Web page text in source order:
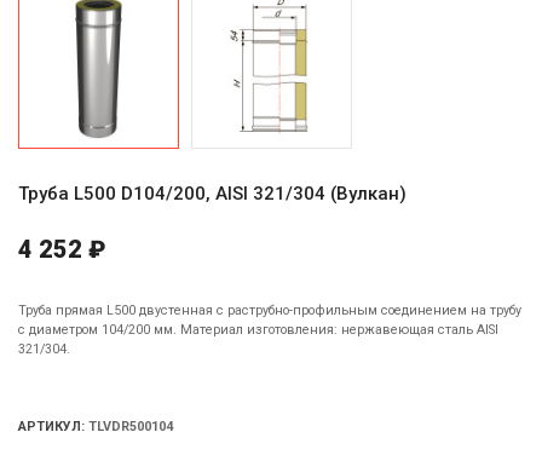
Труба L500 D104/200, AISI 321/304 (Вулкан)
4 252 ₽
Труба прямая L500 двустенная с раструбно-профильным соединением на трубу
с диаметром 104/200 мм. Материал изготовления: нержавеющая сталь AISI
321/304.
АРТИКУЛ: TLVDR500104